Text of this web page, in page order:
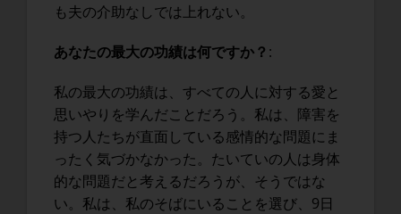
も夫の介助なしでは上れない。
あなたの最大の功績は何ですか？ :
私の最大の功績は、すべての人に対する愛と
思いやりを学んだことだろう。私は、障害を
持つ人たちが直面している感情的な問題にま
ったく気づかなかった。たいていの人は身体
的な問題だと考えるだろうが、そうではな
い。私は、私のそばにいることを選び、9日